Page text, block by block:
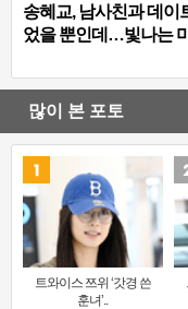
송혜교, 남사친과 데이
었을 뿐인데…빛나는
많이 본 포토
트와이스 쯔위 ‘갓경 쓴
훈녀’..